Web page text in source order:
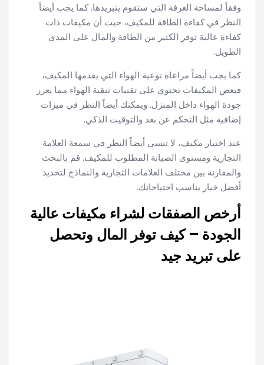
وفقاً لمساحة الغرفة التي ستقوم بتبريدها. كما يجب أيضاً
النظر في كفاءة الطاقة للمكيف، حيث أن مكيفات ذات
كفاءة عالية توفر الكثير من الطاقة والمال على المدى
الطويل.
كما يجب أيضاً مراعاة نوعية الهواء التي يقدمها المكيف،
فبعض المكيفات تحتوي على تقنيات تنقية الهواء مما يعزز
جودة الهواء داخل المنزل. ويمكنك أيضاً النظر في ميزات
إضافية مثل التحكم عن بعد والتوقيت الذكي.
عند اختيار مكيف، لا تنسى أيضاً النظر في سمعة العلامة
التجارية ومستوى الصيانة المطلوب للمكيف. قم بالبحث
والمقارنة بين مختلف العلامات التجارية والنماذج لتحديد
أفضل خيار يناسب احتياجاتك.
أرخص الصفقات لشراء مكيفات عالية
الجودة – كيف توفر المال وتحصل
على تبريد جيد